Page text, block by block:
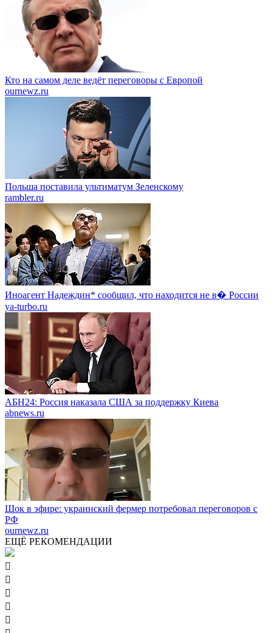
Кто на самом деле ведёт переговоры с Европой
ournewz.ru
Польша поставилa ультиматум Зеленскому
rambler.ru
Иноагент Надеждин* сообщил, что находится не в� России
ya-turbo.ru
АБН24: Россия наказала США за поддержку Киева
abnews.ru
Шок в эфире: украинский фермер потребовал переговоров с
РФ
ournewz.ru
ЕЩЁ РЕКОМЕНДАЦИИ




